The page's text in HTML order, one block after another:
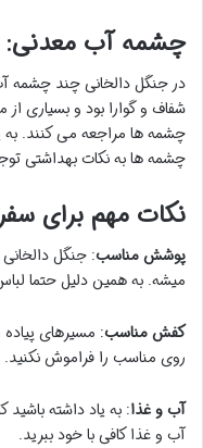
چشمه آب
در جنگل دالخانی چند چشمه
شفاف و گوارا بود و بسیاری
چشمه ها مراجعه می کنند. به
چشمه ها به نکات بهداشتی
نکات مهم برای
پوشش مناسب: جنگل
میشه. به همین دلیل حتما
کفش مناسب: مسیرهای
روی مناسب را فراموش نکنید.
آب و غذا: به یاد داشته
آب و غذا کافی با خود ببرید.